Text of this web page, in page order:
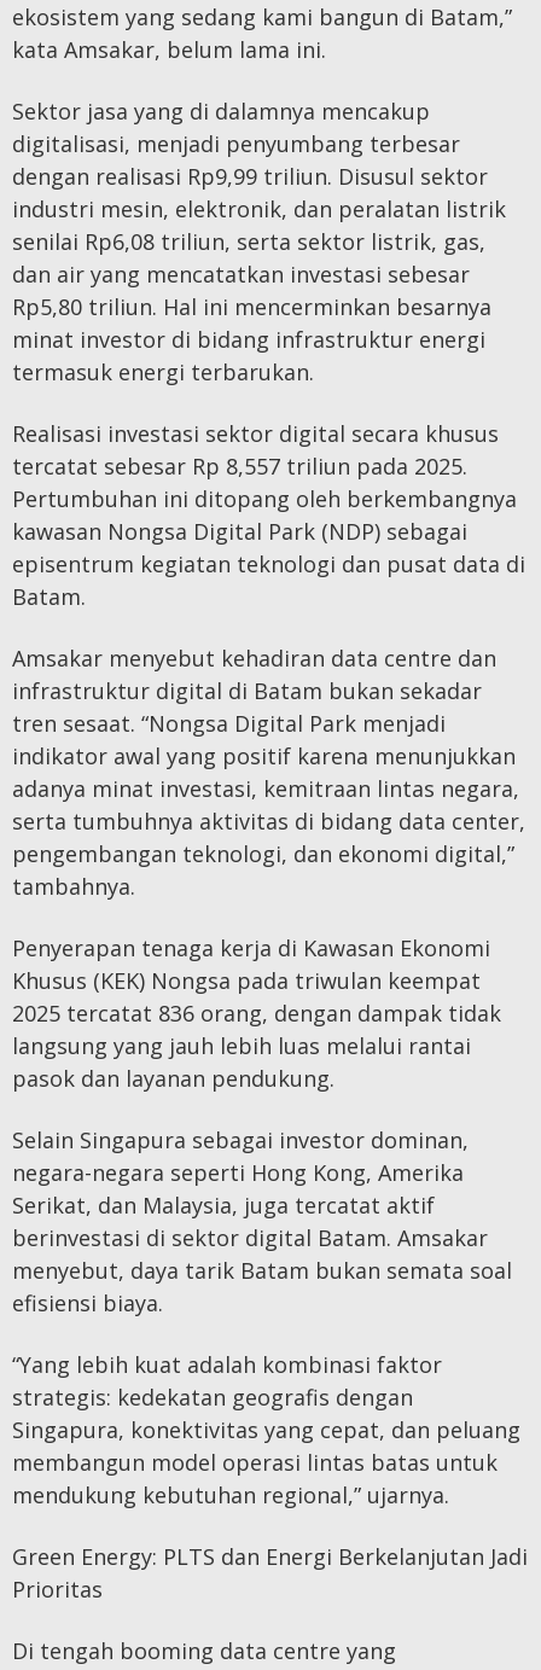
ekosistem yang sedang kami bangun di Batam,”
kata Amsakar, belum lama ini.
Sektor jasa yang di dalamnya mencakup
digitalisasi, menjadi penyumbang terbesar
dengan realisasi Rp9,99 triliun. Disusul sektor
industri mesin, elektronik, dan peralatan listrik
senilai Rp6,08 triliun, serta sektor listrik, gas,
dan air yang mencatatkan investasi sebesar
Rp5,80 triliun. Hal ini mencerminkan besarnya
minat investor di bidang infrastruktur energi
termasuk energi terbarukan.
Realisasi investasi sektor digital secara khusus
tercatat sebesar Rp 8,557 triliun pada 2025.
Pertumbuhan ini ditopang oleh berkembangnya
kawasan Nongsa Digital Park (NDP) sebagai
episentrum kegiatan teknologi dan pusat data di
Batam.
Amsakar menyebut kehadiran data centre dan
infrastruktur digital di Batam bukan sekadar
tren sesaat. “Nongsa Digital Park menjadi
indikator awal yang positif karena menunjukkan
adanya minat investasi, kemitraan lintas negara,
serta tumbuhnya aktivitas di bidang data center,
pengembangan teknologi, dan ekonomi digital,”
tambahnya.
Penyerapan tenaga kerja di Kawasan Ekonomi
Khusus (KEK) Nongsa pada triwulan keempat
2025 tercatat 836 orang, dengan dampak tidak
langsung yang jauh lebih luas melalui rantai
pasok dan layanan pendukung.
Selain Singapura sebagai investor dominan,
negara-negara seperti Hong Kong, Amerika
Serikat, dan Malaysia, juga tercatat aktif
berinvestasi di sektor digital Batam. Amsakar
menyebut, daya tarik Batam bukan semata soal
efisiensi biaya.
“Yang lebih kuat adalah kombinasi faktor
strategis: kedekatan geografis dengan
Singapura, konektivitas yang cepat, dan peluang
membangun model operasi lintas batas untuk
mendukung kebutuhan regional,” ujarnya.
Green Energy: PLTS dan Energi Berkelanjutan Jadi
Prioritas
Di tengah booming data centre yang